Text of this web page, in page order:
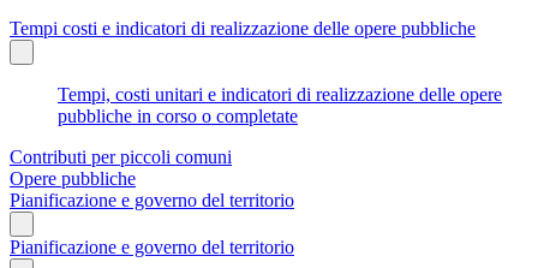
Tempi costi e indicatori di realizzazione delle opere pubbliche
Tempi, costi unitari e indicatori di realizzazione delle opere
pubbliche in corso o completate
Contributi per piccoli comuni
Opere pubbliche
Pianificazione e governo del territorio
Pianificazione e governo del territorio